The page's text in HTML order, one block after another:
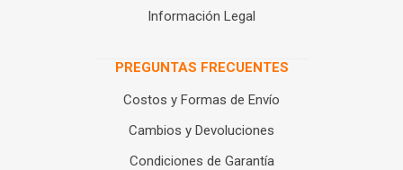
Información Legal
PREGUNTAS FRECUENTES
Costos y Formas de Envío
Cambios y Devoluciones
Condiciones de Garantía